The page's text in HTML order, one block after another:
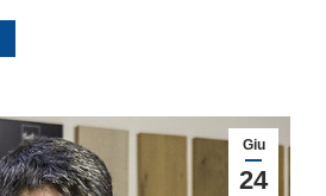
Giu
24